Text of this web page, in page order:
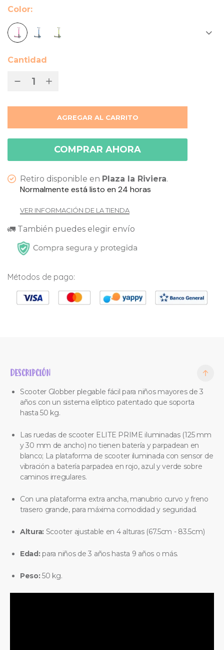
Color
Cantidad
AGREGAR AL CARRITO
COMPRAR AHORA
Retiro disponible en Plaza la Riviera.
Normalmente está listo en 24 horas
VER INFORMACIÓN DE LA TIENDA
🚛 También puedes elegir envío
Métodos de pago:
DESCRIPCIÓN
Scooter Globber plegable fácil para niños mayores de 3
años con un sistema elíptico patentado que soporta
hasta 50 kg.
Las ruedas de scooter ELITE PRIME iluminadas (125 mm
y 30 mm de ancho) no tienen batería y parpadean en
blanco; La plataforma de scooter iluminada con sensor de
vibración a batería parpadea en rojo, azul y verde sobre
caminos irregulares.
Con una plataforma extra ancha, manubrio curvo y freno
trasero grande, para máxima comodidad y seguridad.
Altura: Scooter ajustable en 4 alturas (67.5cm - 83.5cm)
Edad:para niños de 3 años hasta 9 años o más.
Peso:50 kg.